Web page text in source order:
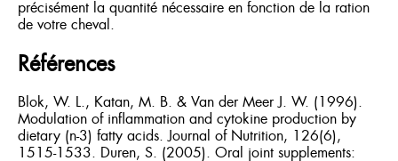
précisément la quantité nécessaire en fonction de la ration
de votre cheval.
Références
Blok, W. L., Katan, M. B. & Van der Meer J. W. (1996).
Modulation of inflammation and cytokine production by
dietary (n-3) fatty acids. Journal of Nutrition, 126(6),
1515-1533. Duren, S. (2005). Oral joint supplements: